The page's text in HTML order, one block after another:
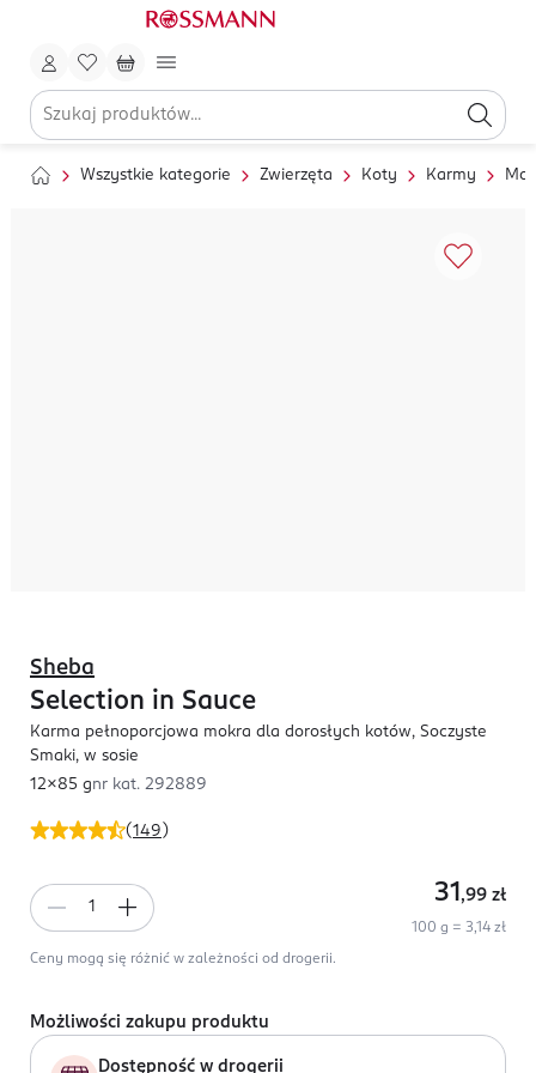
Wszystkie kategorie Zwierzęta Koty Karmy
(149 )
Sheba
Selection in Sauce
Karma pełnoporcjowa mokra dla dorosłych kotów, Soczyste
Smaki, w sosie
12x85 gnr kat. 292889
31 ,99 zł
100 g = 3,14 zł
Ceny mogą się różnić w zależności od drogerii.
Możliwości zakupu produktu
Dostępność w drogerii